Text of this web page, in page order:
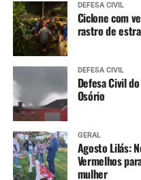
DEFESA CIVIL
Ciclone com
rastro de
DEFESA CIVIL
Defesa Civil
Osório
GERAL
Agosto Lilás:
Vermelhos
mulher